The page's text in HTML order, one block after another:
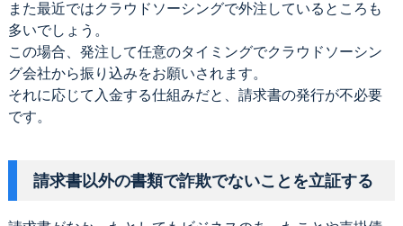
また最近ではクラウドソーシングで外注しているところも
多いでしょう。
この場合、発注して任意のタイミングでクラウドソーシン
グ会社から振り込みをお願いされます。
それに応じて入金する仕組みだと、請求書の発行が不必要
です。
請求書以外の書類で詐欺でないことを立証する